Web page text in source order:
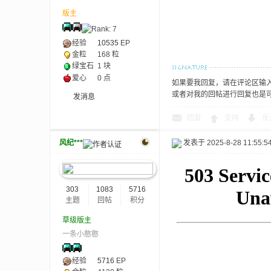
版主
经验 10535 EP
金粒
168 粒
绿宝石 1 块
爱心
0 点
发消息
如果要我回复，请在评论区输
或者对我的回帖进行回复也是
风纪***
303
主题
1083
回帖
5716
积分
草级版主
一条小憨憨
经验 5716 EP
发表于 2025-8-28